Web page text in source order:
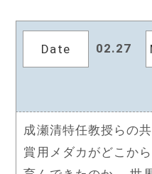
Date 02.27
成瀬清特任教授らの
賞用メダカがどこか